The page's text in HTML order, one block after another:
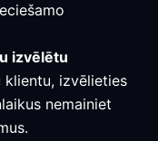
izvēlētu
izvēlieties
nemainiet